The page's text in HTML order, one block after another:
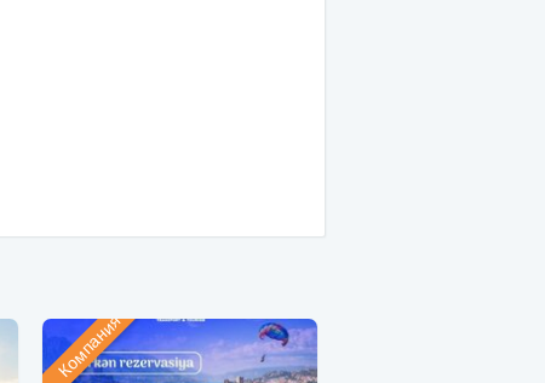
Компания